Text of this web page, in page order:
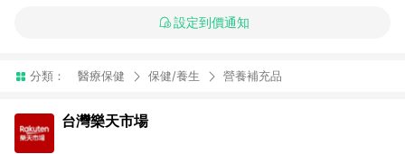
設定到價通知
分類： 醫療保健 保健/養生 營養補充品
台灣樂天市場